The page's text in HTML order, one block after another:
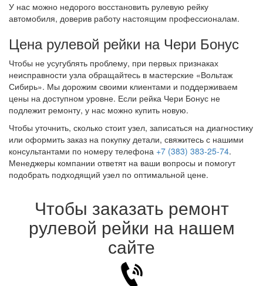
У нас можно недорого восстановить рулевую рейку
автомобиля, доверив работу настоящим профессионалам.
Цена рулевой рейки на Чери Бонус
Чтобы не усугублять проблему, при первых признаках
неисправности узла обращайтесь в мастерские «Вольтаж
Сибирь». Мы дорожим своими клиентами и поддерживаем
цены на доступном уровне. Если рейка Чери Бонус не
подлежит ремонту, у нас можно купить новую.
Чтобы уточнить, сколько стоит узел, записаться на диагностику
или оформить заказ на покупку детали, свяжитесь с нашими
консультантами по номеру телефона +7 (383) 383-25-74.
Менеджеры компании ответят на ваши вопросы и помогут
подобрать подходящий узел по оптимальной цене.
Чтобы заказать ремонт
рулевой рейки на нашем
сайте